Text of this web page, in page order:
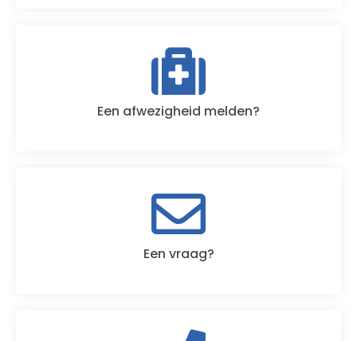
Een afwezigheid melden?
Een vraag?